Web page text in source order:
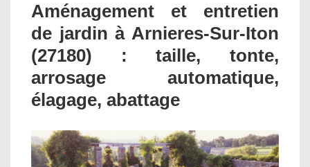
Aménagement et entretien
de jardin à Arnieres-Sur-Iton
(27180) : taille, tonte,
arrosage automatique,
élagage, abattage